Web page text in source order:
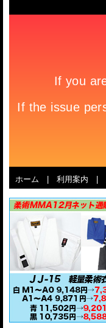
ホーム 利用案内